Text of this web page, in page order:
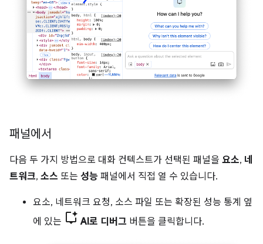
패널에서
다음 두 가지 방법으로 대화 컨텍스트가 선택된 패널을 요소, 네
트워크, 소스 또는 성능 패널에서 직접 열 수 있습니다.
요소, 네트워크 요청, 소스 파일 또는 확장된 성능 통계 옆
에 있는
AI로 디버그 버튼을 클릭합니다.